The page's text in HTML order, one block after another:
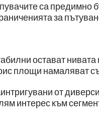
са предимно
за
остават
площи намаляват
от
интерес към